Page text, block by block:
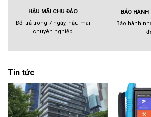
HẬU MÃI CHU ĐÁO
Đổi trả trong 7 ngày, hậu mãi
chuyên nghiệp
BẢO HÀNH
Bảo hành
Tin tức